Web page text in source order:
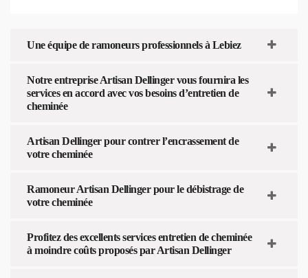
Une équipe de ramoneurs professionnels à Lebiez
Notre entreprise Artisan Dellinger vous fournira les
services en accord avec vos besoins d’entretien de
cheminée
Artisan Dellinger pour contrer l’encrassement de
votre cheminée
Ramoneur Artisan Dellinger pour le débistrage de
votre cheminée
Profitez des excellents services entretien de cheminée
à moindre coûts proposés par Artisan Dellinger